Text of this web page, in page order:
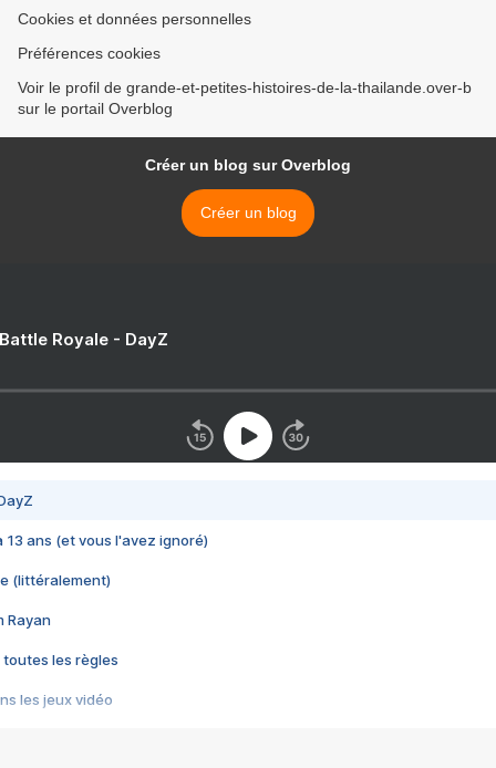
Cookies et données personnelles
Préférences cookies
Voir le profil de grande-et-petites-histoires-de-la-thailande.over-b
sur le portail Overblog
Créer un blog sur Overblog
Créer un blog
Royale - DayZ
13 ans (et vous l'avez ignoré)
(littéralement)
Rayan
toutes les règles
les jeux vidéo